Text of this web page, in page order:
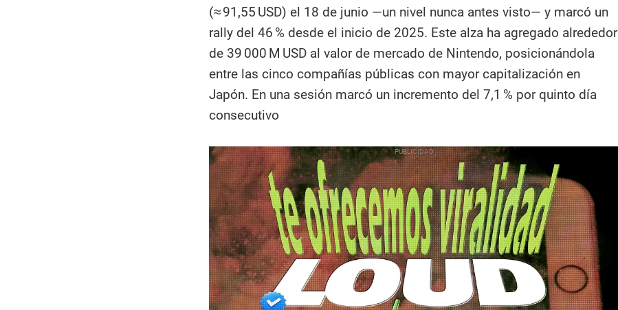
(≈ 91,55 USD) el 18 de junio —un nivel nunca antes visto— y marcó un
rally del 46 % desde el inicio de 2025. Este alza ha agregado alrededor
de 39 000 M USD al valor de mercado de Nintendo, posicionándola
entre las cinco compañías públicas con mayor capitalización en
Japón. En una sesión marcó un incremento del 7,1 % por quinto día
consecutivo